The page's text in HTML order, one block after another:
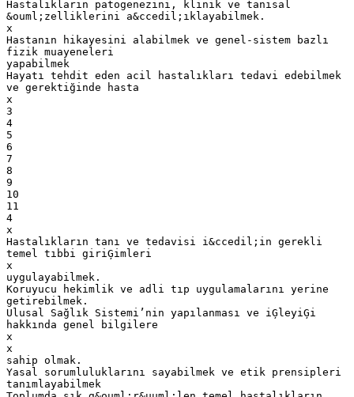
Hastalıkların patogenezini, klinik ve tanısal
&ouml;zelliklerini a&ccedil;ıklayabilmek.
x
Hastanın hikayesini alabilmek ve genel-sistem bazlı
fizik muayeneleri
yapabilmek
Hayatı tehdit eden acil hastalıkları tedavi edebilmek
ve gerektiğinde hasta
x
3
4
5
6
7
8
9
10
11
4
x
Hastalıkların tanı ve tedavisi i&ccedil;in gerekli
temel tıbbi giriĢimleri
x
uygulayabilmek.
Koruyucu hekimlik ve adli tıp uygulamalarını yerine
getirebilmek.
Ulusal Sağlık Sistemi’nin yapılanması ve iĢleyiĢi
hakkında genel bilgilere
x
x
sahip olmak.
Yasal sorumluluklarını sayabilmek ve etik prensipleri
tanımlayabilmek